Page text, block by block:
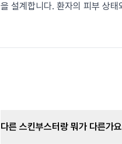
을 설계합니다. 환자의 피부 상
다른 스킨부스터랑 뭐가 다른가